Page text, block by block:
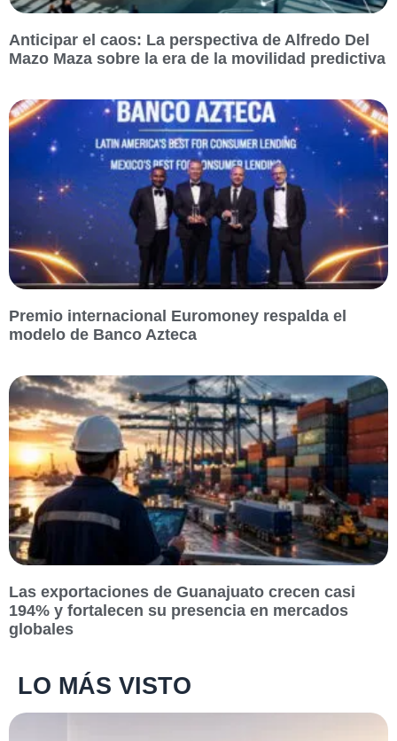
Anticipar el caos: La perspectiva de Alfredo Del
Mazo Maza sobre la era de la movilidad predictiva
Premio internacional Euromoney respalda el
modelo de Banco Azteca
Las exportaciones de Guanajuato crecen casi
194% y fortalecen su presencia en mercados
globales
LO MÁS VISTO